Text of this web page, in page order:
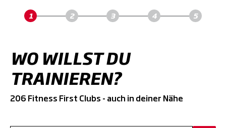
WO WILLST DU
TRAINIEREN?
206 Fitness First Clubs - auch in deiner Nähe